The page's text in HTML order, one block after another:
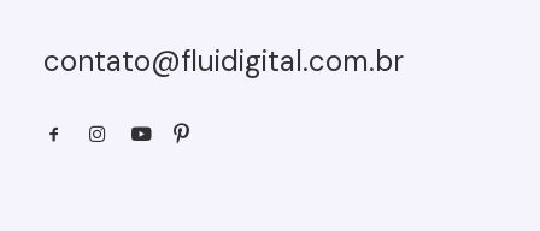
contato@fluidigital.com.br